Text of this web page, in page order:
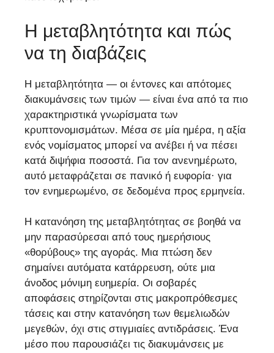
Η μεταβλητότητα και πώς
να τη διαβάζεις
Η μεταβλητότητα — οι έντονες και απότομες
διακυμάνσεις των τιμών — είναι ένα από τα πιο
χαρακτηριστικά γνωρίσματα των
κρυπτονομισμάτων. Μέσα σε μία ημέρα, η αξία
ενός νομίσματος μπορεί να ανέβει ή να πέσει
κατά διψήφια ποσοστά. Για τον ανενημέρωτο,
αυτό μεταφράζεται σε πανικό ή ευφορία· για
τον ενημερωμένο, σε δεδομένα προς ερμηνεία.
Η κατανόηση της μεταβλητότητας σε βοηθά να
μην παρασύρεσαι από τους ημερήσιους
«θορύβους» της αγοράς. Μια πτώση δεν
σημαίνει αυτόματα κατάρρευση, ούτε μια
άνοδος μόνιμη ευημερία. Οι σοβαρές
αποφάσεις στηρίζονται στις μακροπρόθεσμες
τάσεις και στην κατανόηση των θεμελιωδών
μεγεθών, όχι στις στιγμιαίες αντιδράσεις. Ένα
μέσο που παρουσιάζει τις διακυμάνσεις με